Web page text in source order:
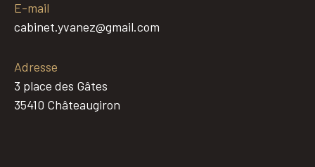
E-mail
cabinet.yvanez@gmail.com
Adresse
3 place des Gâtes
35410 Châteaugiron